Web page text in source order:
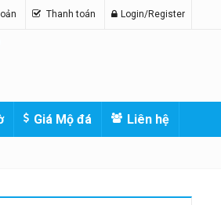
Thanh toán Login/Register
Giá Mộ đá Liên hệ